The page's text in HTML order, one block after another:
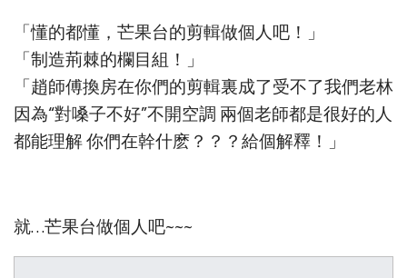
「懂的都懂，芒果台的剪輯做個人吧！」
「制造荊棘的欄目組！」
「趙師傅換房在你們的剪輯裏成了受不了我們老林
因為“對嗓子不好”不開空調 兩個老師都是很好的人
都能理解 你們在幹什麽？？？給個解釋！」
就…芒果台做個人吧~~~